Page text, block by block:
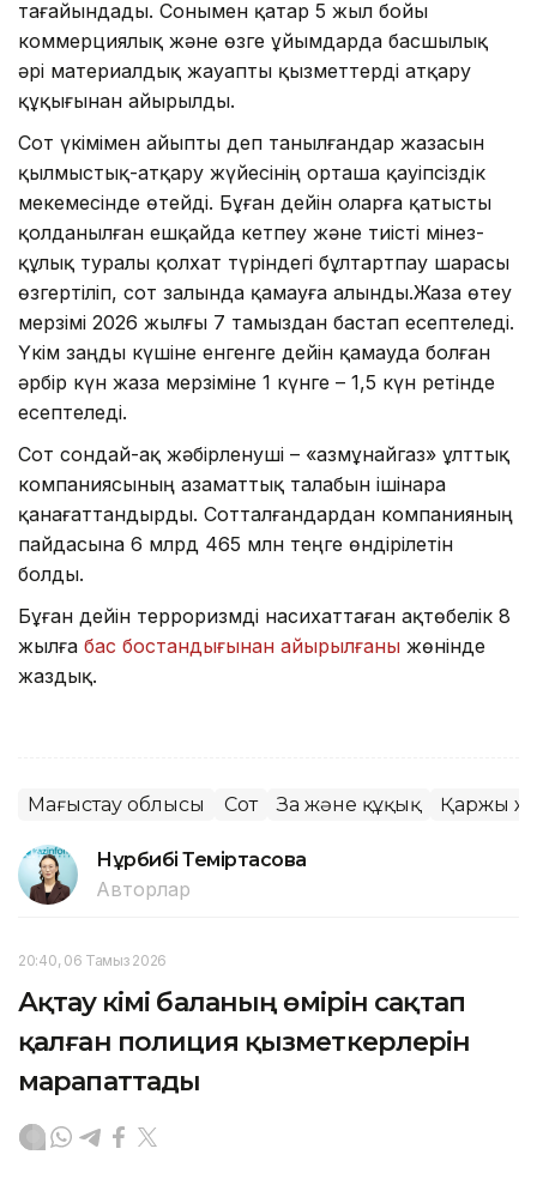
тағайындады. Сонымен қатар 5 жыл бойы
коммерциялық және өзге ұйымдарда басшылық
әрі материалдық жауапты қызметтерді атқару
құқығынан айырылды.
Сот үкімімен айыпты деп танылғандар жазасын
қылмыстық-атқару жүйесінің орташа қауіпсіздік
мекемесінде өтейді. Бұған дейін оларға қатысты
қолданылған ешқайда кетпеу және тиісті мінез-
құлық туралы қолхат түріндегі бұлтартпау шарасы
өзгертіліп, сот залында қамауға алынды.Жаза өтеу
мерзімі 2026 жылғы 7 тамыздан бастап есептеледі.
Үкім заңды күшіне енгенге дейін қамауда болған
әрбір күн жаза мерзіміне 1 күнге – 1,5 күн ретінде
есептеледі.
Сот сондай-ақ жәбірленуші – «Қазмұнайгаз» ұлттық
компаниясының азаматтық талабын ішінара
қанағаттандырды. Сотталғандардан компанияның
пайдасына 6 млрд 465 млн теңге өндірілетін
болды.
Бұған дейін терроризмді насихаттаған ақтөбелік 8
жылға бас бостандығынан айырылғаны жөнінде
жаздық.
Маңғыстау облысы Сот Заң және құқық Қаржы
Нұрбибі Теміртасова
Авторлар
20:40, 06 Тамыз 2026
Ақтау әкімі баланың өмірін сақтап
қалған полиция қызметкерлерін
марапаттады